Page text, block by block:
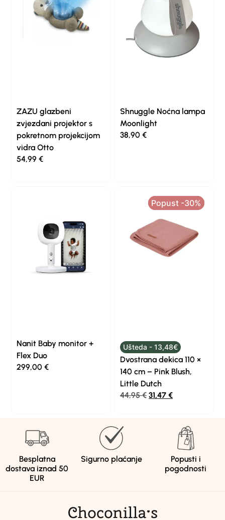
ZAZU glazbeni
zvjezdani projektor s
pokretnom projekcijom
vidra Otto
54,99€
Shnuggle Noćna lampa
Moonlight
38,90 €
Nanit Baby monitor +
Flex Duo
299,00€
Popust -30%
Popust -30%
Ušteda - 13,48€
Dvostrana dekica 110 ×
140 cm – Pink Blush,
Little Dutch
44,95€ 31,47 €
Besplatna
dostava iznad 50
EUR
Sigurno plaćanje
Popusti i
pogodnosti